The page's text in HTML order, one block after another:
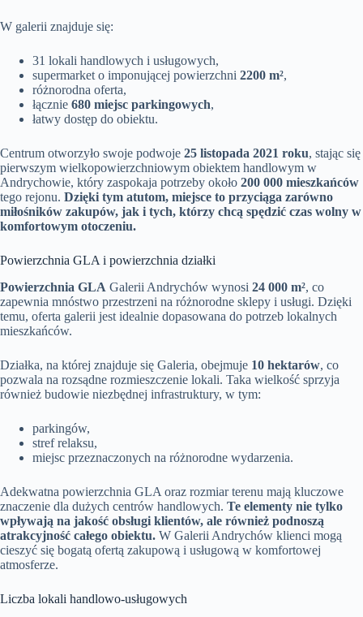
W galerii znajduje się:
31 lokali handlowych i usługowych,
supermarket o imponującej powierzchni 2200 m²,
różnorodna oferta,
łącznie 680 miejsc parkingowych,
łatwy dostęp do obiektu.
Centrum otworzyło swoje podwoje 25 listopada 2021 roku, stając się
pierwszym wielkopowierzchniowym obiektem handlowym w
Andrychowie, który zaspokaja potrzeby około 200 000 mieszkańców
tego rejonu. Dzięki tym atutom, miejsce to przyciąga zarówno
miłośników zakupów, jak i tych, którzy chcą spędzić czas wolny w
komfortowym otoczeniu.
Powierzchnia GLA i powierzchnia działki
Powierzchnia GLA Galerii Andrychów wynosi 24 000 m², co
zapewnia mnóstwo przestrzeni na różnorodne sklepy i usługi. Dzięki
temu, oferta galerii jest idealnie dopasowana do potrzeb lokalnych
mieszkańców.
Działka, na której znajduje się Galeria, obejmuje 10 hektarów, co
pozwala na rozsądne rozmieszczenie lokali. Taka wielkość sprzyja
również budowie niezbędnej infrastruktury, w tym:
parkingów,
stref relaksu,
miejsc przeznaczonych na różnorodne wydarzenia.
Adekwatna powierzchnia GLA oraz rozmiar terenu mają kluczowe
znaczenie dla dużych centrów handlowych. Te elementy nie tylko
wpływają na jakość obsługi klientów, ale również podnoszą
atrakcyjność całego obiektu. W Galerii Andrychów klienci mogą
cieszyć się bogatą ofertą zakupową i usługową w komfortowej
atmosferze.
Liczba lokali handlowo-usługowych